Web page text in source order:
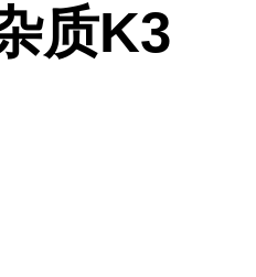
质K3